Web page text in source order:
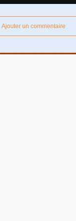
Ajouter un commentaire